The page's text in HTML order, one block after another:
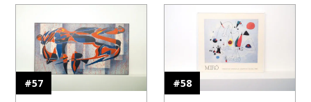
#57 #58